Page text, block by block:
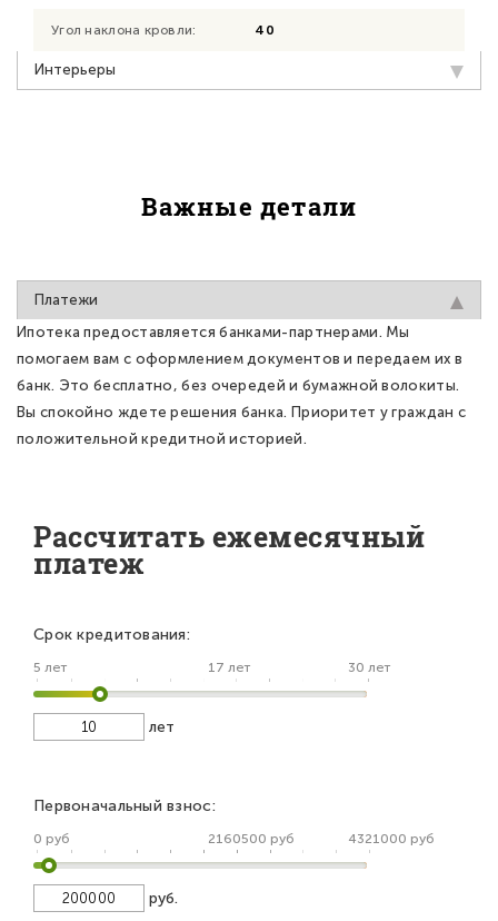
Угол наклона кровли: 40
Интерьеры
Важные детали
Платежи
Ипотека предоставляется банками-партнерами. Мы
помогаем вам с оформлением документов и передаем их в
банк. Это бесплатно, без очередей и бумажной волокиты.
Вы спокойно ждете решения банка. Приоритет у граждан с
положительной кредитной историей.
Рассчитать ежемесячный
платеж
Срок кредитования:
5 лет 17 лет 30 лет
лет
Первоначальный взнос:
0 руб 2160500 руб 4321000 руб
руб.